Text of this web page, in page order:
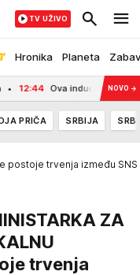
Hronika Planeta
TV UŽIVO
se polako gasi uNOVO →
PRIČA SRBIJA
postoje trvenja između
ZA
trvenja